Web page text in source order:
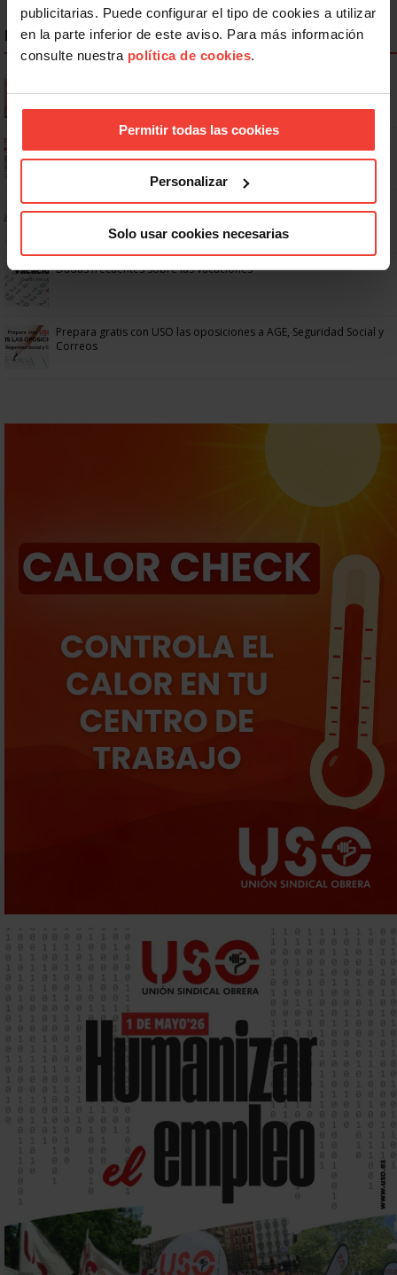
publicitarias. Puede configurar el tipo de cookies a utilizar
en la parte inferior de este aviso. Para más información
consulte nuestra política de cookies.
Permitir todas las cookies
Personalizar
Solo usar cookies necesarias
NOTICIAS MÁS LEÍDAS
anticipada por discapacidad
No: si un festivo cae en sábado, no tienen por qué darte un día
Dudas frecuentes sobre las vacaciones
Prepara gratis con USO las oposiciones a AGE, Seguridad Social y
Correos